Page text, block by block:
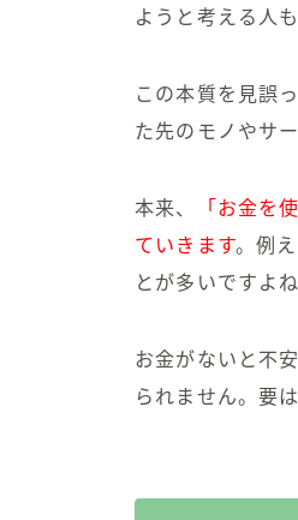
ようと考える人も
この本質を見誤
た先のモノやサ
本来、
「お金を
ていきます。例
とが多いですよね
お金がないと不
られません。要